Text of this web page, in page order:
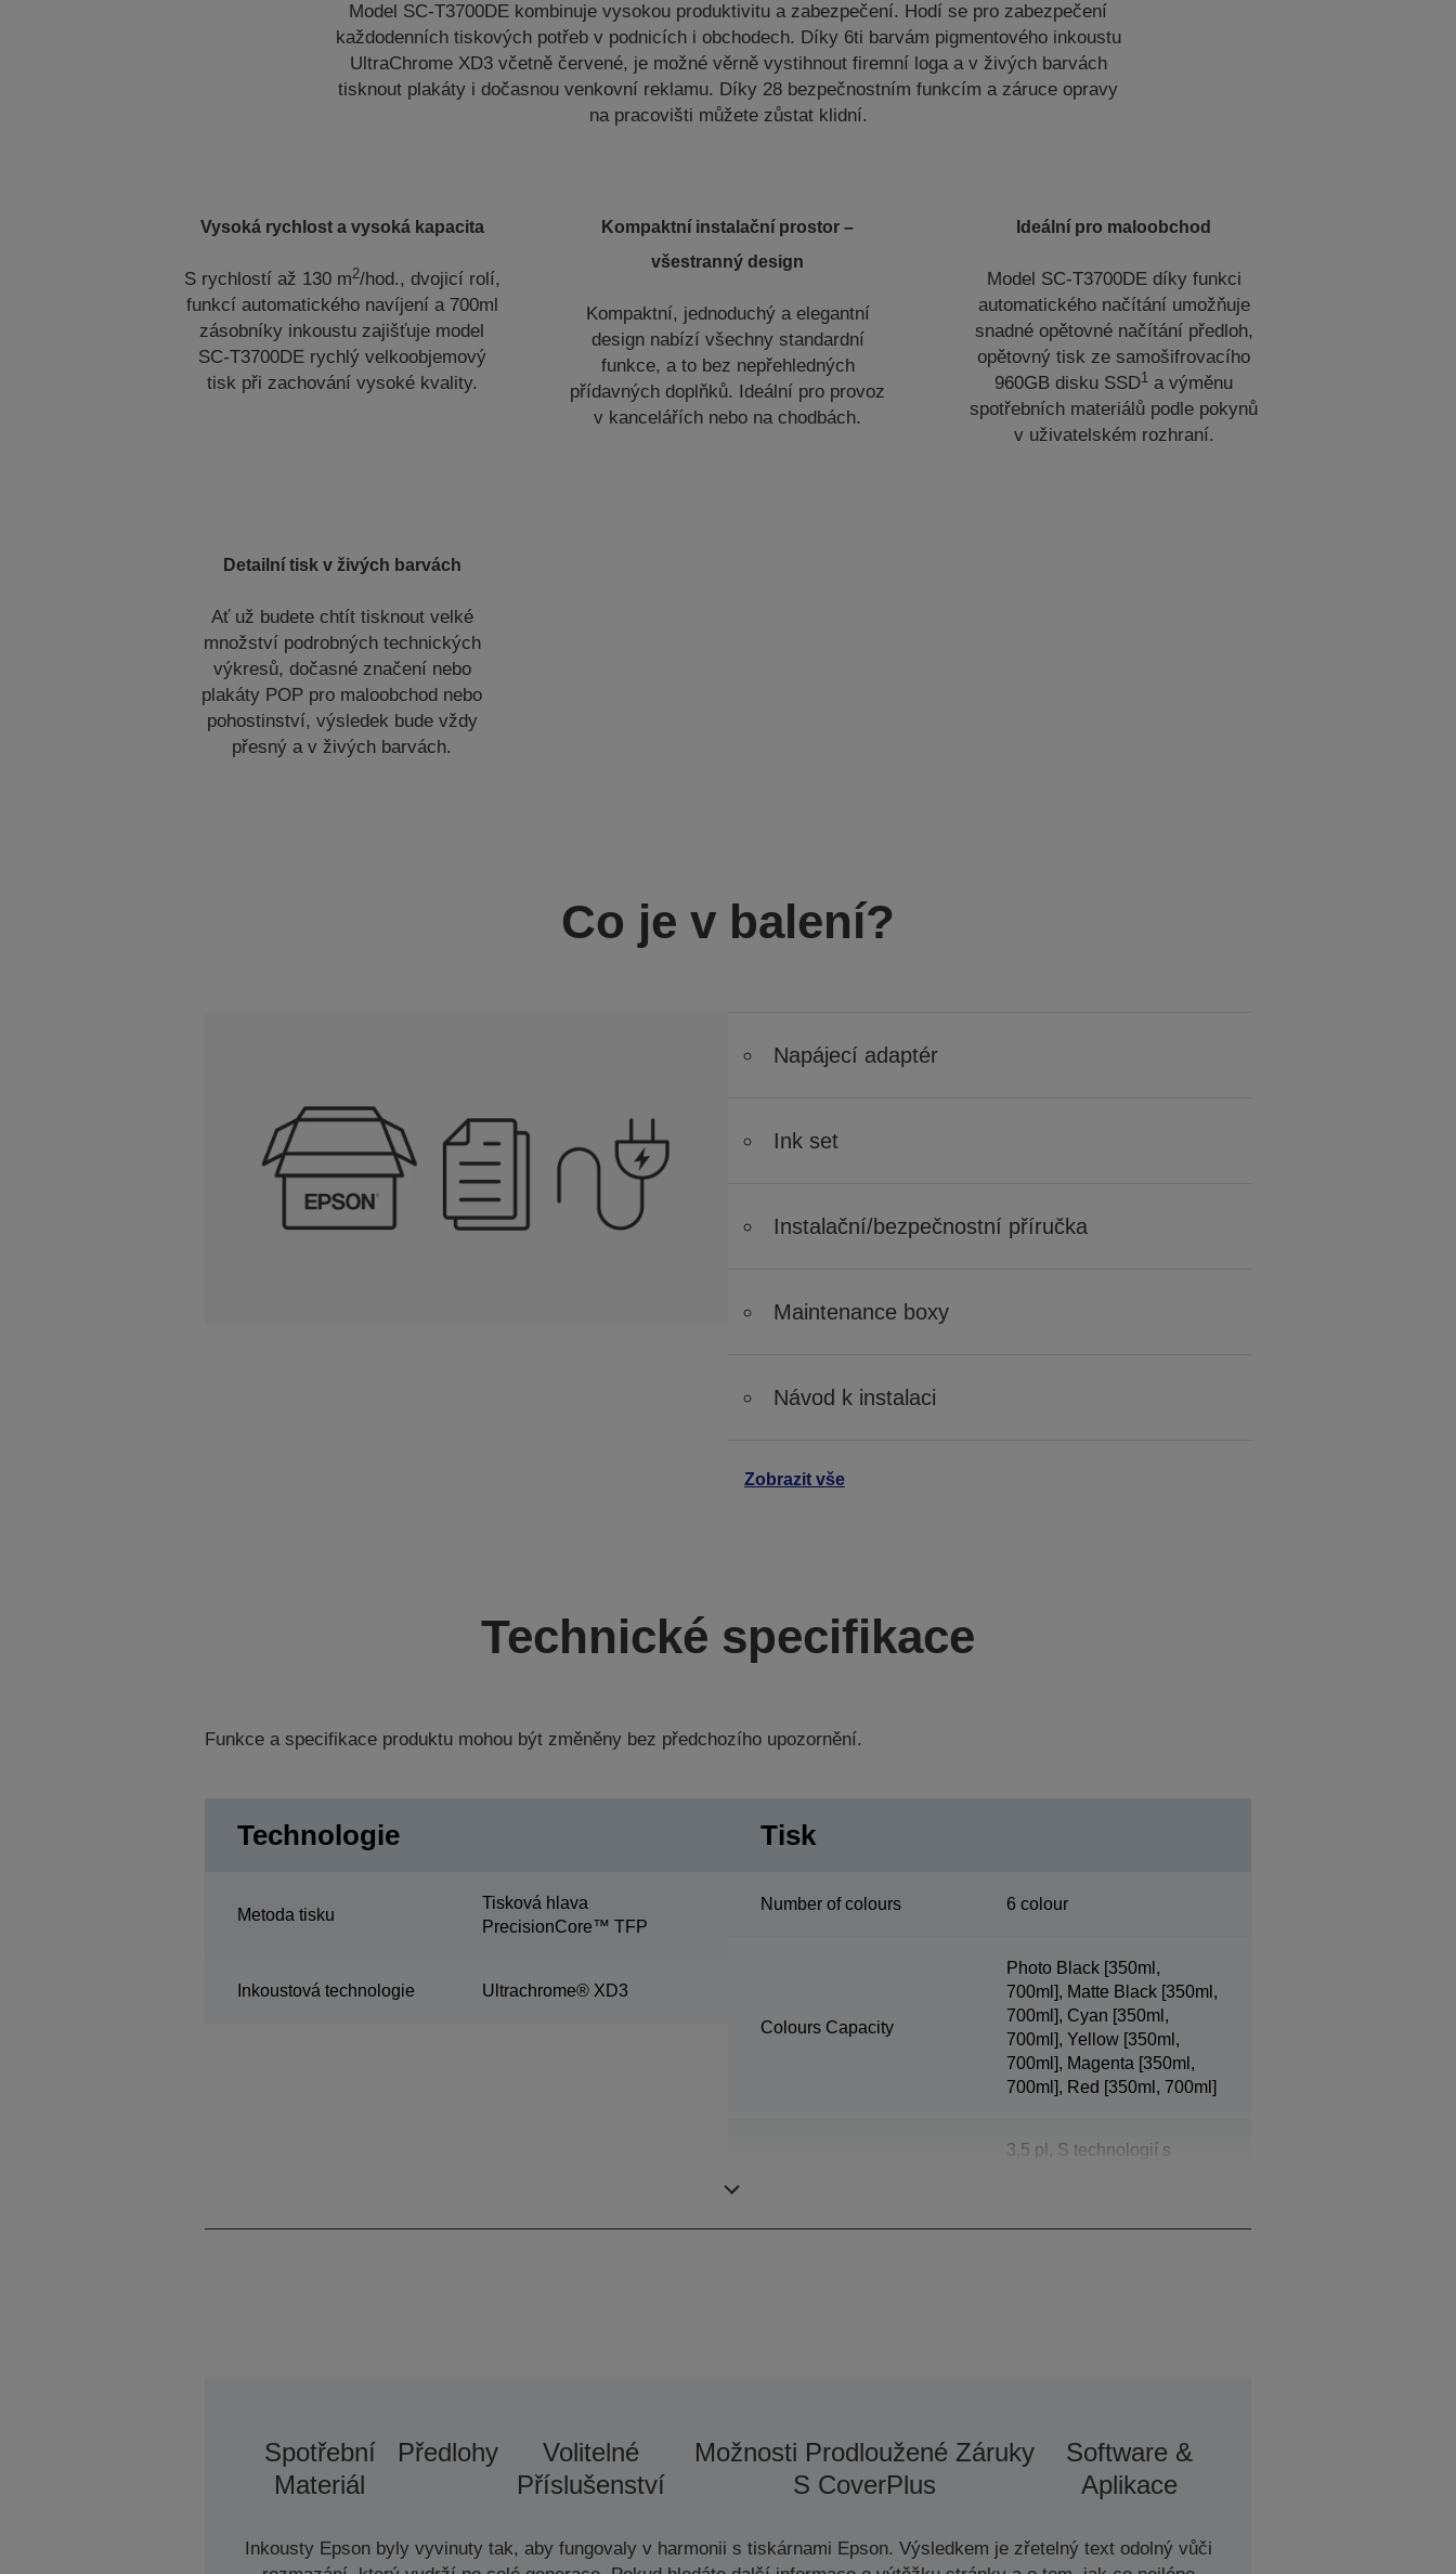
Model SC-T3700DE kombinuje vysokou produktivitu a zabezpečení. Hodí se pro zabezpečení
každodenních tiskových potřeb v podnicích i obchodech. Díky 6ti barvám pigmentového inkoustu
UltraChrome XD3 včetně červené, je možné věrně vystihnout firemní loga a v živých barvách
tisknout plakáty i dočasnou venkovní reklamu. Díky 28 bezpečnostním funkcím a záruce opravy
na pracovišti můžete zůstat klidní.
Vysoká rychlost a vysoká kapacita
S rychlostí až 130 m2/hod., dvojicí rolí,
funkcí automatického navíjení a 700ml
zásobníky inkoustu zajišťuje model
SC-T3700DE rychlý velkoobjemový
tisk při zachování vysoké kvality.
Kompaktní instalační prostor –
všestranný design
Kompaktní, jednoduchý a elegantní
design nabízí všechny standardní
funkce, a to bez nepřehledných
přídavných doplňků. Ideální pro provoz
v kancelářích nebo na chodbách.
Ideální pro maloobchod
Model SC-T3700DE díky funkci
automatického načítání umožňuje
snadné opětovné načítání předloh,
opětovný tisk ze samošifrovacího
960GB disku SSD1 a výměnu
spotřebních materiálů podle pokynů
v uživatelském rozhraní.
Detailní tisk v živých barvách
Ať už budete chtít tisknout velké
množství podrobných technických
výkresů, dočasné značení nebo
plakáty POP pro maloobchod nebo
pohostinství, výsledek bude vždy
přesný a v živých barvách.
Co je v balení?
Napájecí adaptér
Ink set
Instalační/bezpečnostní příručka
Maintenance boxy
Návod k instalaci
Zobrazit vše
Technické specifikace
Funkce a specifikace produktu mohou být změněny bez předchozího upozornění.
Technologie
Metoda tisku
Tisková hlava
PrecisionCore™ TFP
Inkoustová technologie Ultrachrome® XD3
Tisk
Number of colours 6 colour
Colours Capacity
Photo Black [350ml,
700ml], Matte Black [350ml,
700ml], Cyan [350ml,
700ml], Yellow [350ml,
700ml], Magenta [350ml,
700ml], Red [350ml, 700ml]
3,5 pl, S technologií s
Spotřební
Materiál
Předlohy
Volitelné
Příslušenství
Možnosti Prodloužené Záruky
S CoverPlus
Software &
Aplikace
Inkousty Epson byly vyvinuty tak, aby fungovaly v harmonii s tiskárnami Epson. Výsledkem je zřetelný text odolný vůči